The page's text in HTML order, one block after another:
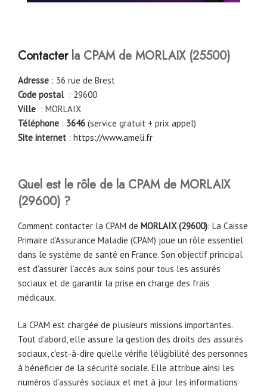
Contacterla CPAM de MORLAIX (25500)
Adresse : 36 rue de Brest
Code postal: 29600
Ville : MORLAIX
Téléphone : 3646 (service gratuit + prix appel)
Site internet : https://www.ameli.fr
Quel est le rôle de la CPAM de MORLAIX
(29600) ?
Comment contacter la CPAM de MORLAIX (29600): La Caisse
Primaire d’Assurance Maladie (CPAM) joue un rôle essentiel
dans le système de santé en France. Son objectif principal
est d’assurer l’accès aux soins pour tous les assurés
sociaux et de garantir la prise en charge des frais
médicaux.
La CPAM est chargée de plusieurs missions importantes.
Tout d’abord, elle assure la gestion des droits des assurés
sociaux, c’est-à-dire qu’elle vérifie l’éligibilité des personnes
à bénéficier de la sécurité sociale. Elle attribue ainsi les
numéros d’assurés sociaux et met à jour les informations